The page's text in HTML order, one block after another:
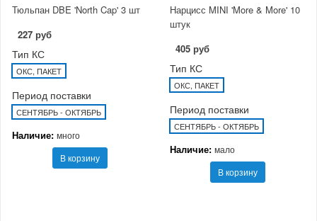
Тюльпан DBE 'North Cap' 3 шт
227 руб
Тип КС
ОКС, ПАКЕТ
Период поставки
СЕНТЯБРЬ - ОКТЯБРЬ
Наличие: много
В корзину
Нарцисс MINI 'More & More' 10
штук
405 руб
Тип КС
ОКС, ПАКЕТ
Период поставки
СЕНТЯБРЬ - ОКТЯБРЬ
Наличие: мало
В корзину